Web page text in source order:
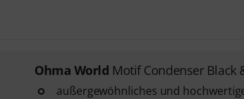
Ohma World Motif Condenser Black
außergewöhnliches und